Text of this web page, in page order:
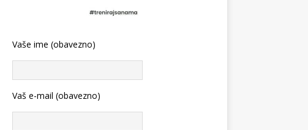
Vaše ime (obavezno)
Vaš e-mail (obavezno)